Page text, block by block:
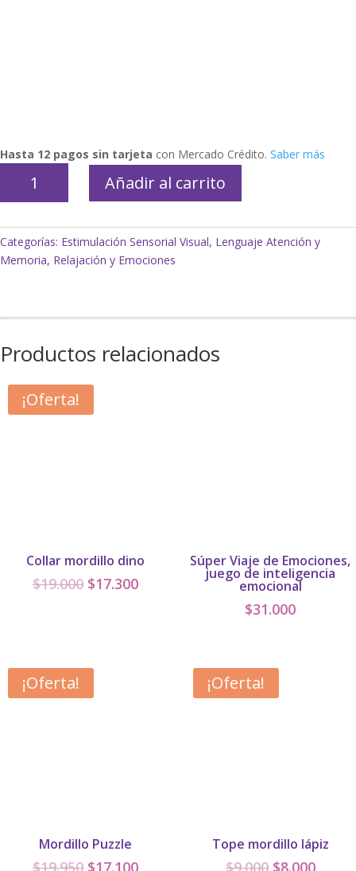
Hasta 12 pagos sin tarjeta con Mercado Crédito. Saber más
Emociones
Juego
de
Velocidad
y
Visual
Añadir al carrito
Categorías: Estimulación Sensorial Visual, Lenguaje Atención y
Memoria, Relajación y Emociones
Productos relacionados
¡Oferta!
Collar mordillo dino
$19.000 El
$19.000.
$17.300El
Súper Viaje de Emociones,
juego de inteligencia
emocional
$31.000
¡Oferta!
Mordillo Puzzle
El El
¡Oferta!
Tope mordillo lápiz
El El